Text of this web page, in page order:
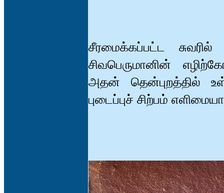
சீரமைக்கப்பட்ட
சிவபெருமானின்
அதன் தென்புறத்தில்
புடைப்புச் சிற்பம்